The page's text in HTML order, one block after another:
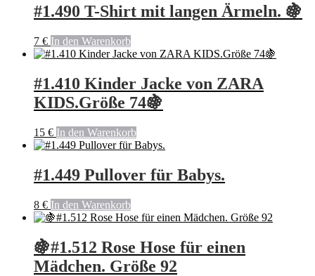
#1.490 T-Shirt mit langen Ärmeln. 🍇
7 € In den Warenkorb
#1.410 Kinder Jacke von ZARA
KIDS.Größe 74🍇
15 € In den Warenkorb
#1.449 Pullover für Babys.
8 € In den Warenkorb
🍇#1.512 Rose Hose für einen
Mädchen. Größe 92